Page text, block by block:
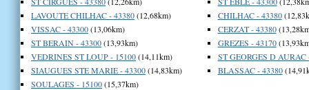
LAVOUTE CHILHAC - 43380(12,68km)
VISSAC - 43300(13,06km)
ST BERAIN - 43300(13,93km)
VEDRINES ST LOUP - 15100(14,11km)
SIAUGUES STE MARIE - 43300(14,83km)
SOULAGES - 15100(15,37km)
CHILHAC - 43380
CERZAT - 43380
GREZES - 43170
ST GEORGES D AURAC
BLASSAC - 43380